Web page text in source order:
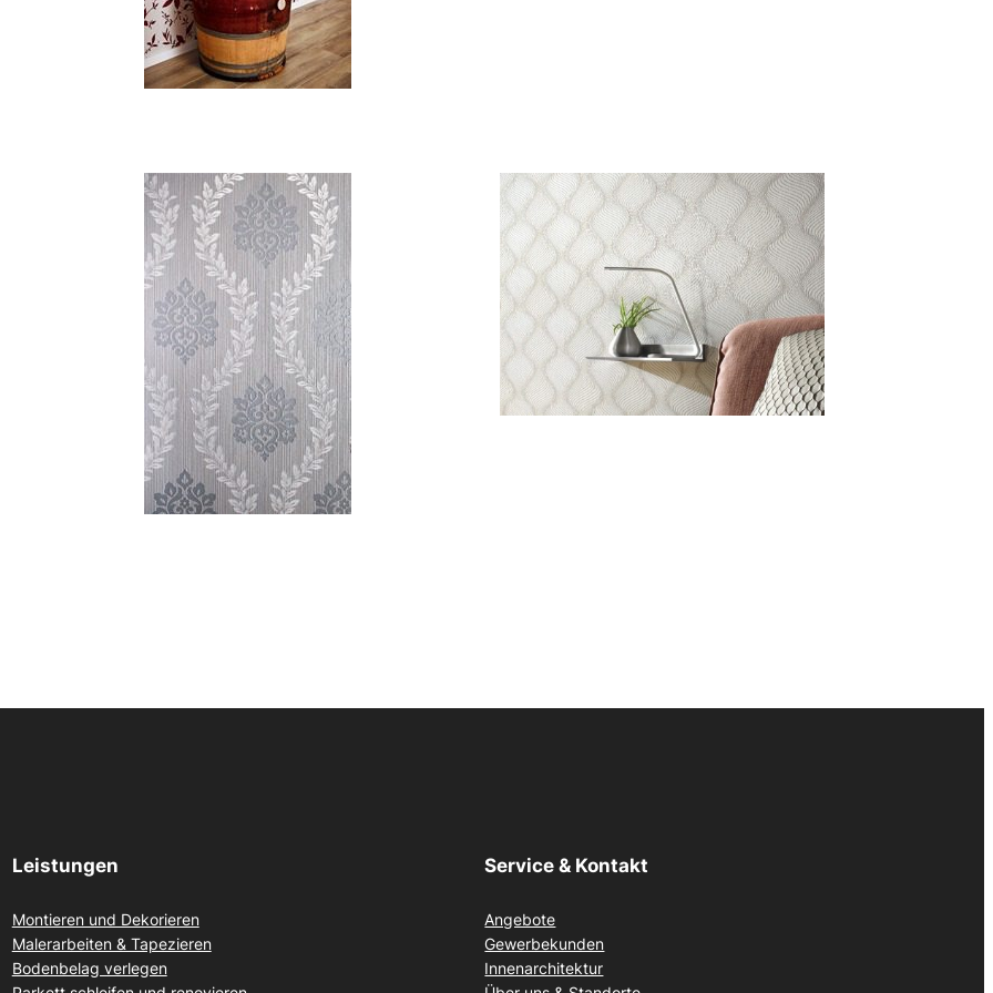
Leistungen
Montieren und Dekorieren
Malerarbeiten & Tapezieren
Bodenbelag verlegen
Service & Kontakt
Angebote
Gewerbekunden
Innenarchitektur